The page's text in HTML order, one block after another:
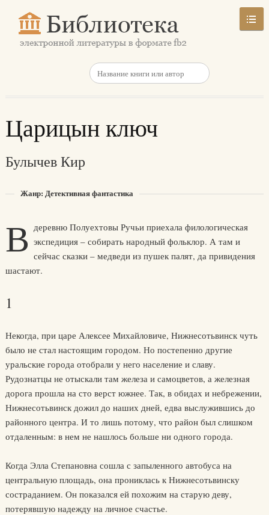
Царицын ключ
Булычев Кир
Жанр: Детективная фантастика
В деревню Полуехтовы Ручьи приехала филологическая
экспедиция – собирать народный фольклор. А там и
сейчас сказки – медведи из пушек палят, да привидения
шастают.
1
Некогда, при царе Алексее Михайловиче, Нижнесотьвинск чуть
было не стал настоящим городом. Но постепенно другие
уральские города отобрали у него население и славу.
Рудознатцы не отыскали там железа и самоцветов, а железная
дорога прошла на сто верст южнее. Так, в обидах и небрежении,
Нижнесотьвинск дожил до наших дней, едва выслужившись до
районного центра. И то лишь потому, что район был слишком
отдаленным: в нем не нашлось больше ни одного города.
Когда Элла Степановна сошла с запыленного автобуса на
центральную площадь, она прониклась к Нижнесотьвинску
состраданием. Он показался ей похожим на старую деву,
потерявшую надежду на личное счастье.